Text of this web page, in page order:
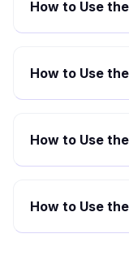
How to Use
How to Use
How to Use
How to Use